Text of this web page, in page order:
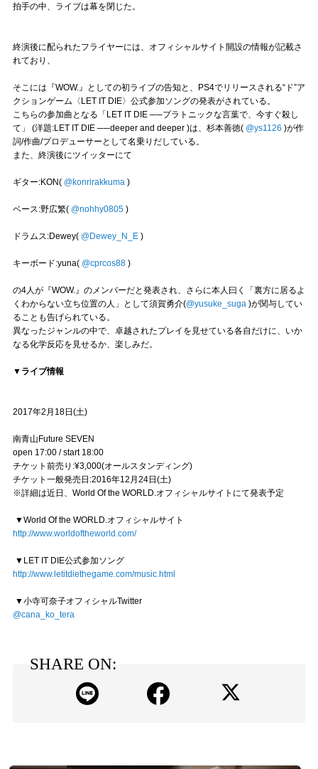
拍手の中、ライブは幕を閉じた。
終演後に配られたフライヤーには、オフィシャルサイト開設の情報が記載さ
れており、
そこには『WOW.』としての初ライブの告知と、PS4でリリースされる“ド”ア
クションゲーム〈LET IT DIE〉公式参加ソングの発表がされている。
こちらの参加曲となる「LET IT DIE ──プラトニックな言葉で、今すぐ殺し
て」 (洋題:LET IT DIE ──deeper and deeper )は、杉本善徳( @ys1126 )が作
詞/作曲/プロデューサーとして名乗りだしている。
また、終演後にツイッターにて
ギター:KON( @konrirakkuma )
ベース:野広繁( @nohhy0805 )
ドラムス:Dewey( @Dewey_N_E )
キーボード:yuna( @cprcos88 )
の4人が『WOW.』のメンバーだと発表され、さらに本人曰く「裏方に居るよ
くわからない立ち位置の人」として須賀勇介(@yusuke_suga )が関与してい
ることも告げられている。
異なったジャンルの中で、卓越されたプレイを見せている各自だけに、いか
なる化学反応を見せるか、楽しみだ。
▼ライブ情報
2017年2月18日(土)
南青山Future SEVEN
open 17:00 / start 18:00
チケット前売り:¥3,000­(オールスタンディング)
チケット一般発売日:2016年12月24日(土)
※詳細は近日、World Of the WORLD.オフィシャルサイトにて発表予定
▼World Of the WORLD.オフィシャルサイト
http://www.worldoftheworld.com/
▼LET IT DIE公式参加ソング
http://www.letitdiethegame.com/music.html
▼小寺可奈子オフィシャルTwitter
@cana_ko_tera
SHARE ON: